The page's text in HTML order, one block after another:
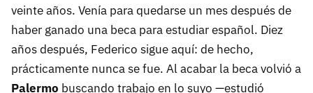
veinte años. Venía para quedarse un mes después de
haber ganado una beca para estudiar español. Diez
años después, Federico sigue aquí: de hecho,
prácticamente nunca se fue. Al acabar la beca volvió a
Palermo buscando trabajo en lo suyo —estudió